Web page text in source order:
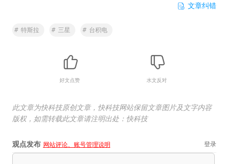
文章纠错
# 特斯拉 # 三星 # 台积电
好文点赞 水文反对
此文章为快科技原创文章，快科技网站保留文章图片及文字内容
版权，如需转载此文章请注明出处：快科技
观点发布 网站评论、账号管理说明 登录